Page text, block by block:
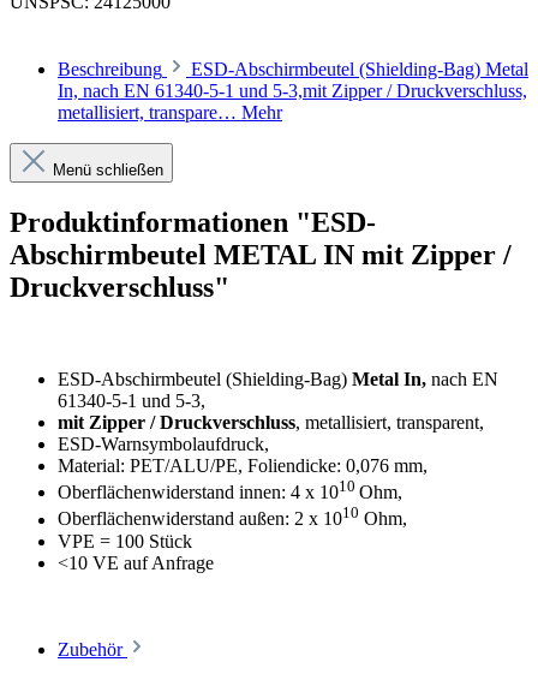
Beschreibung
ESD-Abschirmbeutel (Shielding-Bag) Metal
In, nach EN 61340-5-1 und 5-3,mit Zipper / Druckverschluss,
metallisiert, transpare… Mehr
Menü schließen
Produktinformationen "ESD-
Abschirmbeutel METAL IN mit Zipper /
Druckverschluss"
ESD-Abschirmbeutel (Shielding-Bag) Metal In, nach EN
61340-5-1 und 5-3,
mit Zipper / Druckverschluss, metallisiert, transparent,
ESD-Warnsymbolaufdruck,
Material: PET/ALU/PE, Foliendicke: 0,076 mm,
Oberflächenwiderstand innen: 4 x 1010 Ohm,
Oberflächenwiderstand außen: 2 x 1010 Ohm,
VPE = 100 Stück
<10 VE auf Anfrage
Zubehör